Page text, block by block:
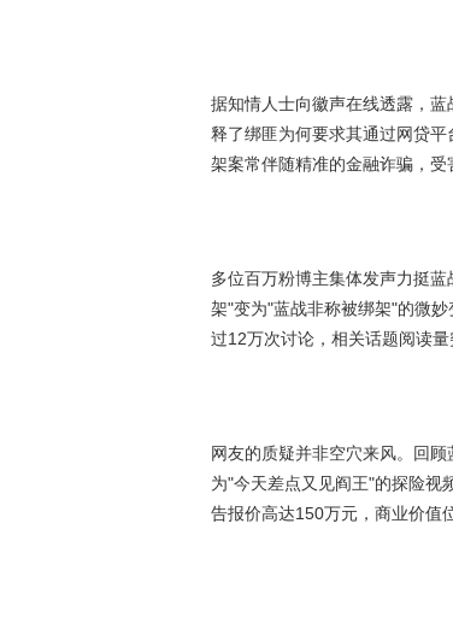
据知情人士向徽声在线透露，
释了绑匪为何要求其通过网贷
架案常伴随精准的金融诈骗，受
多位百万粉博主集体发声力挺
架"变为"蓝战非称被绑架"的微
过12万次讨论，相关话题阅读量
网友的质疑并非空穴来风。回
为"今天差点又见阎王"的探险视
告报价高达150万元，商业价值